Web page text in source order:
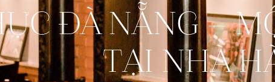
ĐÀ NẴNG –
TẠI NHÀ